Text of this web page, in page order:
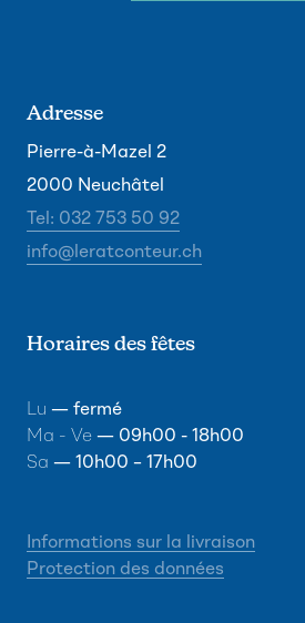
Adresse
Pierre-à-Mazel 2
2000 Neuchâtel
Tel: 032 753 50 92
info@leratconteur.ch
Horaires des fêtes
Lu — fermé
Ma - Ve — 09h00 - 18h00
Sa — 10h00 – 17h00
Informations sur la livraison
Protection des données